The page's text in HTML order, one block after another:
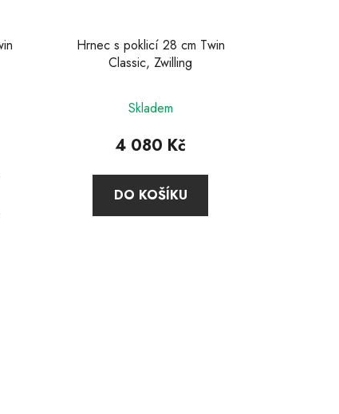
Hrnec s poklicí 28 cm Twin
Classic, Zwilling
Skladem
4 080 Kč
DO KOŠÍKU